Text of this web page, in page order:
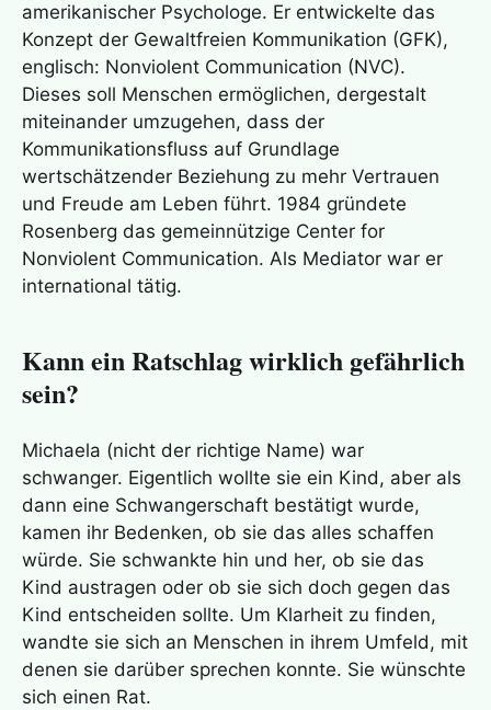
amerikanischer Psychologe. Er entwickelte das
Konzept der Gewaltfreien Kommunikation (GFK),
englisch: Nonviolent Communication (NVC).
Dieses soll Menschen ermöglichen, dergestalt
miteinander umzugehen, dass der
Kommunikationsfluss auf Grundlage
wertschätzender Beziehung zu mehr Vertrauen
und Freude am Leben führt. 1984 gründete
Rosenberg das gemeinnützige Center for
Nonviolent Communication. Als Mediator war er
international tätig.
Kann ein Ratschlag wirklich gefährlich
sein?
Michaela (nicht der richtige Name) war
schwanger. Eigentlich wollte sie ein Kind, aber als
dann eine Schwangerschaft bestätigt wurde,
kamen ihr Bedenken, ob sie das alles schaffen
würde. Sie schwankte hin und her, ob sie das
Kind austragen oder ob sie sich doch gegen das
Kind entscheiden sollte. Um Klarheit zu finden,
wandte sie sich an Menschen in ihrem Umfeld, mit
denen sie darüber sprechen konnte. Sie wünschte
sich einen Rat.